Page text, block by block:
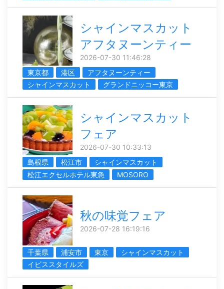
シャインマスカット
アフタヌーンティー
2026-07-30 11:46:28
東京都
港区
アフタヌーンティー
シャインマスカット
グランドニッコー東京
シャインマスカット
フェア
2026-07-30 10:33:13
島根県
松江市
シャインマスカット
松江エクセルホテル東急
MOSORO
秋の味覚フェア
2026-07-28 16:19:16
千葉県 浦安市 東京
シャインマスカット
イビススタイルズ